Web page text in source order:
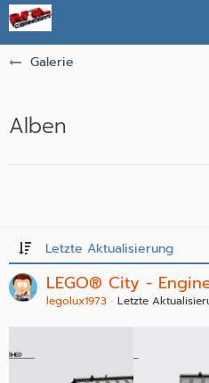
Galerie
Alben
Letzte Aktualisierung
LEGO® City -
legolux1973 Letzte